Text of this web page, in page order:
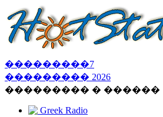
���������7
��������� 2026
��������� � ������
Greek Radio